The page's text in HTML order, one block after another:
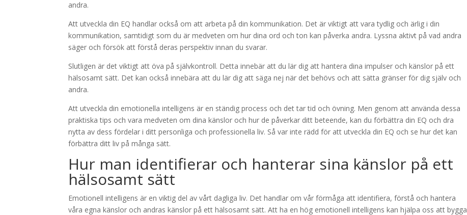
andra.
Att utveckla din EQ handlar också om att arbeta på din kommunikation. Det är viktigt att vara tydlig och ärlig i din
kommunikation, samtidigt som du är medveten om hur dina ord och ton kan påverka andra. Lyssna aktivt på vad andra
säger och försök att förstå deras perspektiv innan du svarar.
Slutligen är det viktigt att öva på självkontroll. Detta innebär att du lär dig att hantera dina impulser och känslor på ett
hälsosamt sätt. Det kan också innebära att du lär dig att säga nej när det behövs och att sätta gränser för dig själv och
andra.
Att utveckla din emotionella intelligens är en ständig process och det tar tid och övning. Men genom att använda dessa
praktiska tips och vara medveten om dina känslor och hur de påverkar ditt beteende, kan du förbättra din EQ och dra
nytta av dess fördelar i ditt personliga och professionella liv. Så var inte rädd för att utveckla din EQ och se hur det kan
förbättra ditt liv på många sätt.
Hur man identifierar och hanterar sina känslor på ett
hälsosamt sätt
Emotionell intelligens är en viktig del av vårt dagliga liv. Det handlar om vår förmåga att identifiera, förstå och hantera
våra egna känslor och andras känslor på ett hälsosamt sätt. Att ha en hög emotionell intelligens kan hjälpa oss att bygga